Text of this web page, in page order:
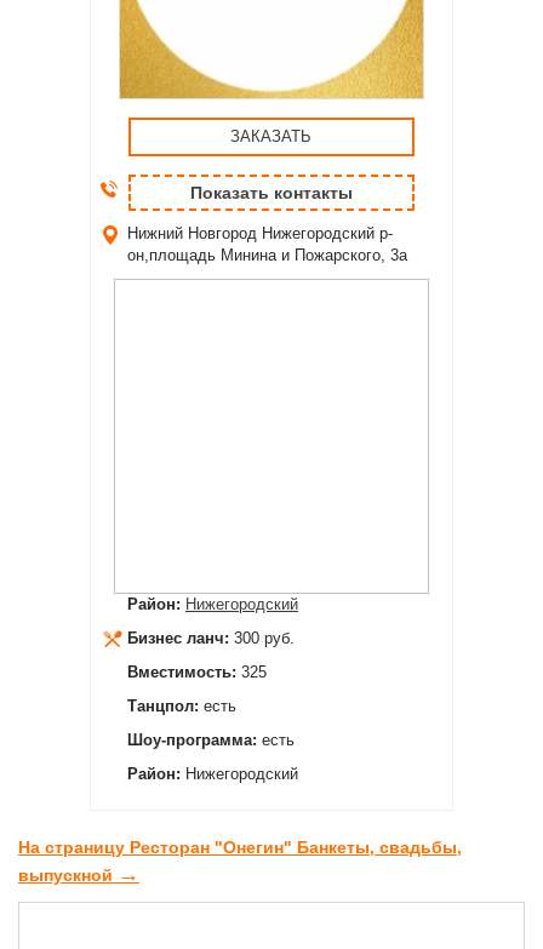
ЗАКАЗАТЬ
Показать контакты
Нижний Новгород Нижегородский р-
он,площадь Минина и Пожарского, 3а
Район: Нижегородский
Бизнес ланч: 300 руб.
Вместимость: 325
Танцпол: есть
Шоу-программа: есть
Район: Нижегородский
На страницу Ресторан "Онегин" Банкеты, свадьбы,
выпускной →